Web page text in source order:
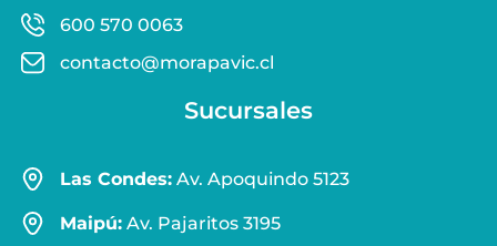
600 570 0063
contacto@morapavic.cl
Sucursales
Las Condes: Av. Apoquindo 5123
Maipú: Av. Pajaritos 3195